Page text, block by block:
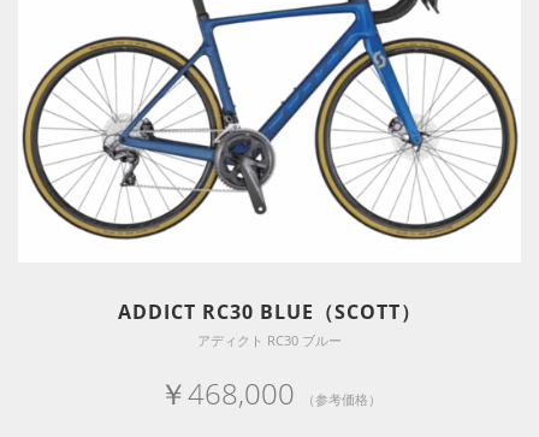
ADDICT RC30 BLUE（SCOTT）
アディクト RC30 ブルー
￥468,000 （参考価格）